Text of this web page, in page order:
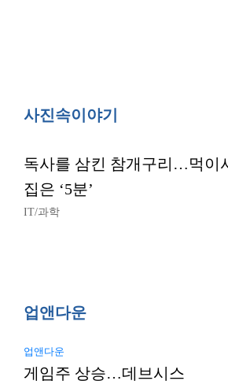
사진속이야기
독사를 삼킨 참개구리…먹이
집은 ‘5분’
IT/과학
업앤다운
업앤다운
게임주 상승…데브시스